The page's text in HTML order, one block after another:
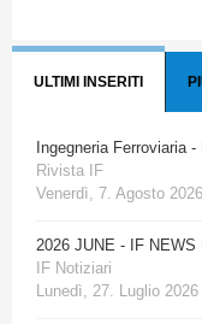
ULTIMI INSERITI
Ingegneria Ferroviaria
Rivista IF
Venerdì, 7. Agosto
2026 JUNE - IF
IF Notiziari
Lunedì, 27. Luglio